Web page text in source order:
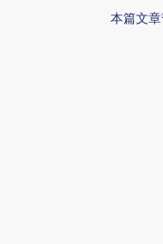
本篇文